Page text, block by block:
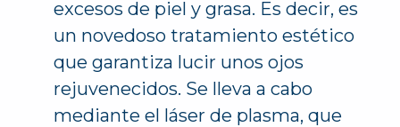
excesos de piel y grasa. Es decir, es
un novedoso tratamiento estético
que garantiza lucir unos ojos
rejuvenecidos. Se lleva a cabo
mediante el láser de plasma, que